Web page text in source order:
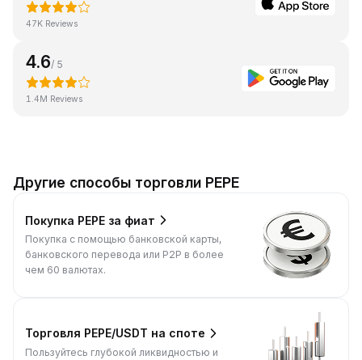
47K Reviews
4.6/ 5
1.4M Reviews
Другие способы торговли PEPE
Покупка PEPE за фиат
Покупка с помощью банковской карты,
банковского перевода или P2P в более
чем 60 валютах.
Торговля PEPE/USDT на споте
Пользуйтесь глубокой ликвидностью и